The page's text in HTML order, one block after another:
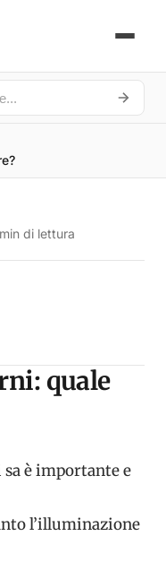
di lettura
quale
sa è importante e
l’illuminazione